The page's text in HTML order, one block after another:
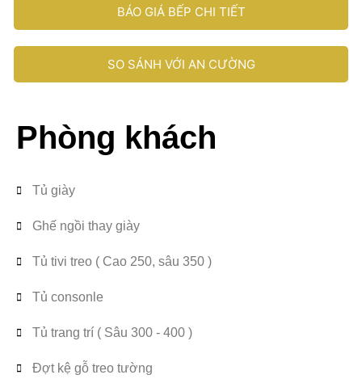
BÁO GIÁ BẾP CHI TIẾT
SO SÁNH VỚI AN CƯỜNG
Phòng khách
Tủ giày
Ghế ngồi thay giày
Tủ tivi treo ( Cao 250, sâu 350 )
Tủ consonle
Tủ trang trí ( Sâu 300 - 400 )
Đợt kệ gỗ treo tường